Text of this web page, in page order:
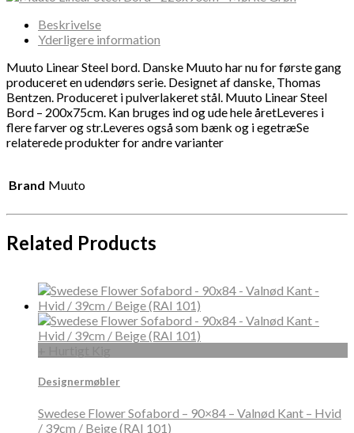
Beskrivelse
Yderligere information
Muuto Linear Steel bord. Danske Muuto har nu for første gang
produceret en udendørs serie. Designet af danske, Thomas
Bentzen. Produceret i pulverlakeret stål. Muuto Linear Steel
Bord – 200x75cm. Kan bruges ind og ude hele åretLeveres i
flere farver og str.Leveres også som bænk og i egetræSe
relaterede produkter for andre varianter
Brand Muuto
Related Products
Designermøbler
Swedese Flower Sofabord – 90×84 – Valnød Kant – Hvid
/ 39cm / Beige (RAI 101)